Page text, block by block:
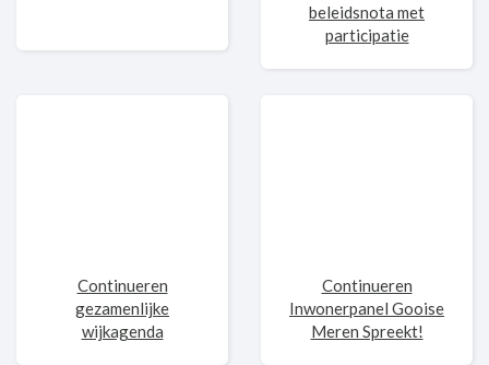
beleidsnota met
participatie
Continueren
gezamenlijke
wijkagenda
Continueren
Inwonerpanel Gooise
Meren Spreekt!